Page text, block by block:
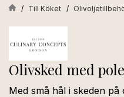
Till Köket
Olivsked med
Med små hål i skeden